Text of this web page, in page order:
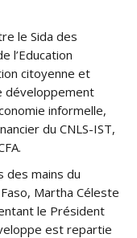
le Sida des
l’Education
citoyenne et
développement
informelle,
du CNLS-IST,
des mains du
Martha Céleste
le Président
est repartie